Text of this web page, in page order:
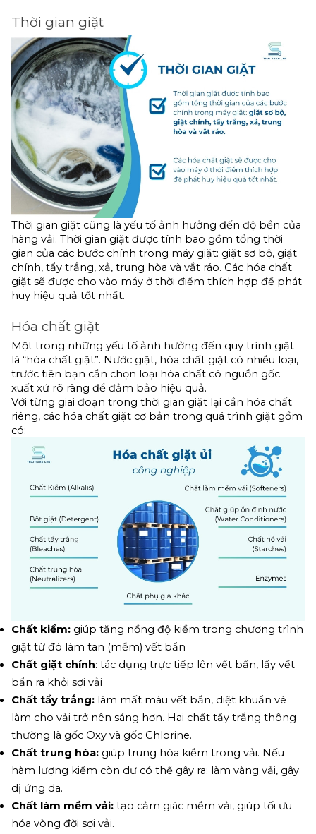
Thời gian giặt
Thời gian giặt cũng là yếu tố ảnh hưởng đến độ bền của
hàng vải. Thời gian giặt được tính bao gồm tổng thời
gian của các bước chính trong máy giặt: giặt sơ bộ, giặt
chính, tẩy trắng, xả, trung hòa và vắt ráo. Các hóa chất
giặt sẽ được cho vào máy ở thời điểm thích hợp để phát
huy hiệu quả tốt nhất.
Hóa chất giặt
Một trong những yếu tố ảnh hưởng đến quy trình giặt
là “hóa chất giặt”. Nước giặt, hóa chất giặt có nhiều loại,
trước tiên bạn cần chọn loại hóa chất có nguồn gốc
xuất xứ rõ ràng để đảm bảo hiệu quả.
Với từng giai đoạn trong thời gian giặt lại cần hóa chất
riêng, các hóa chất giặt cơ bản trong quá trình giặt gồm
có:
Chất kiềm: giúp tăng nồng độ kiềm trong chương trình
giặt từ đó làm tan (mềm) vết bẩn
Chất giặt chính: tác dụng trực tiếp lên vết bẩn, lấy vết
bẩn ra khỏi sợi vải
Chất tẩy trắng: làm mất màu vết bẩn, diệt khuẩn vè
làm cho vải trở nên sáng hơn. Hai chất tẩy trắng thông
thường là gốc Oxy và gốc Chlorine.
Chất trung hòa: giúp trung hòa kiềm trong vải. Nếu
hàm lượng kiềm còn dư có thể gây ra: làm vàng vải, gây
dị ứng da.
Chất làm mềm vải: tạo cảm giác mềm vải, giúp tối ưu
hóa vòng đời sợi vải.